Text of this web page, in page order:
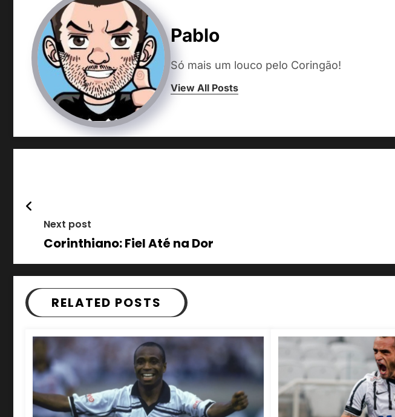
Pablo
Só mais um louco pelo Coringão!
View All Posts
Next post
Corinthiano: Fiel Até na Dor
RELATED POSTS